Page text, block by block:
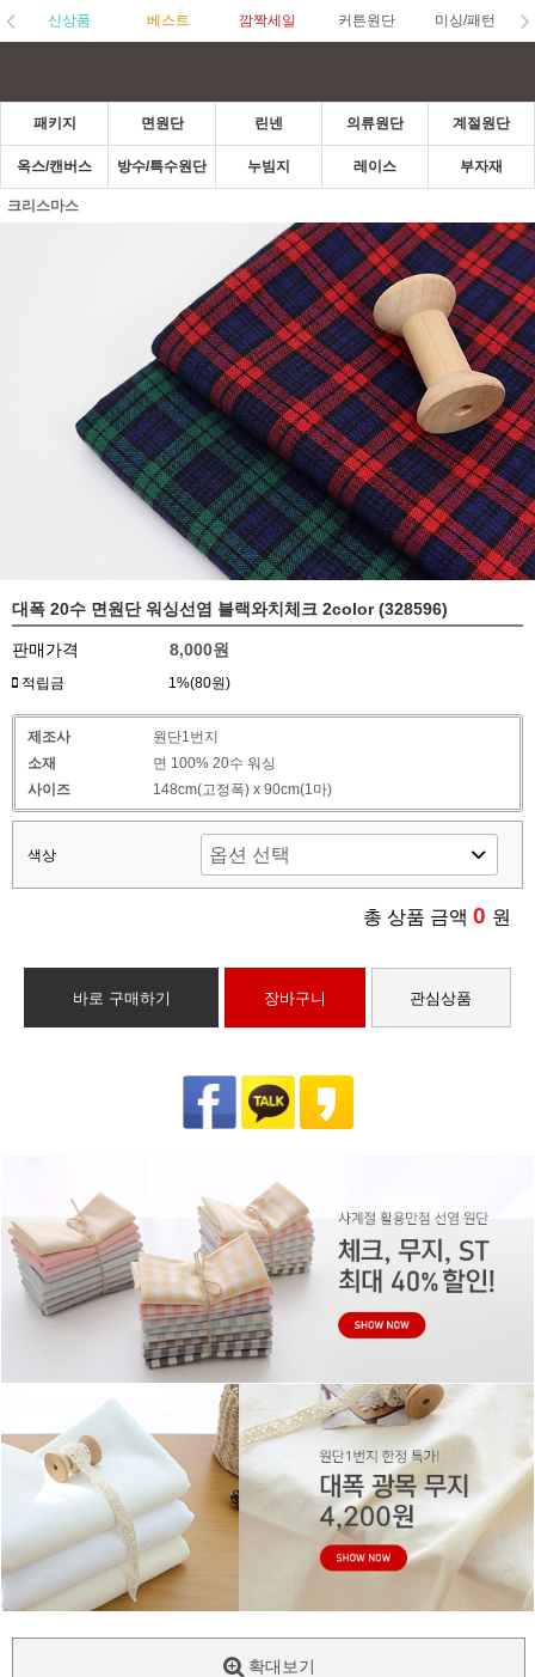
신상품 베스트 깜짝세일 커튼원단 미싱/패턴
패키지 면원단 린넨 의류원단 계절원단
옥스/캔버스 방수/특수원단 누빔지 레이스 부자재
크리스마스
대폭 20수 면원단 워싱선염 블랙와치체크 2color (328596)
판매가격 8,000원
적립금 1%(80원)
제조사
원단1번지
소재
면 100% 20수 워싱
사이즈
148cm(고정폭) x 90cm(1마)
색상
총 상품 금액 0 원
바로 구매하기 장바구니 관심상품
확대보기